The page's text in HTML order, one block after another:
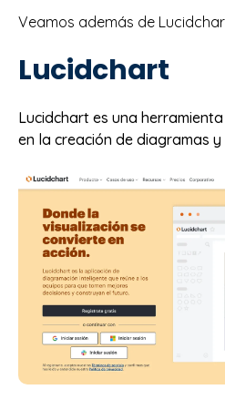
Veamos además de
Lucidchart
Lucidchart es una
en la creación de diagramas